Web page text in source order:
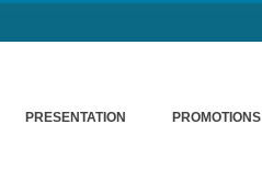
PRESENTATION PROMOTIONS